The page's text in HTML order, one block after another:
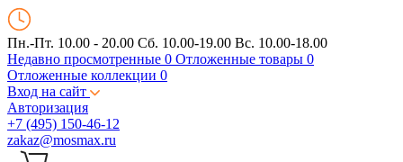
Пн.-Пт. 10.00 - 20.00 Сб. 10.00-19.00 Вс. 10.00-18.00
Недавно просмотренные 0 Отложенные товары 0
Отложенные коллекции 0
Вход на сайт
Авторизация
+7 (495) 150-46-12
zakaz@mosmax.ru